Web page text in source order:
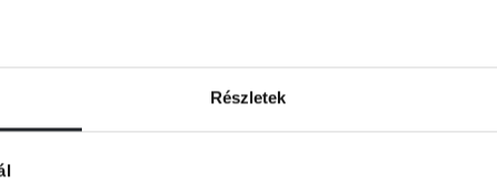
Részletek
gondolkodásmódunk